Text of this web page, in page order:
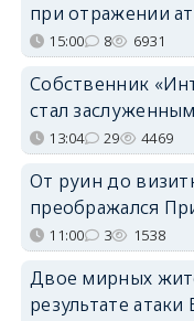
при отражении
15:00 8 6931
Собственник
стал
13:04 29 4469
От руин до
преображался
11:00 3 1538
Двое мирных
результате